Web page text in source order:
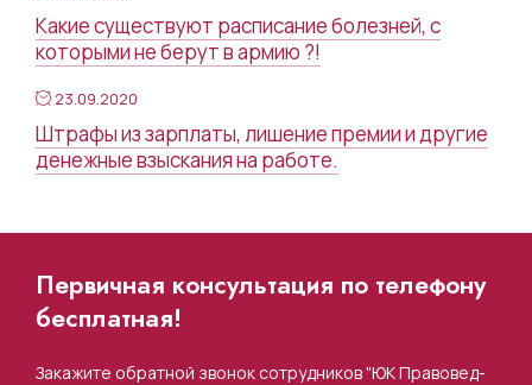
Какие существуют расписание болезней, с
которыми не берут в армию ?!
23.09.2020
Штрафы из зарплаты, лишение премии и другие
денежные взыскания на работе.
Первичная консультация по телефону
бесплатная!
Закажите обратной звонок сотрудников "ЮК Правовед-